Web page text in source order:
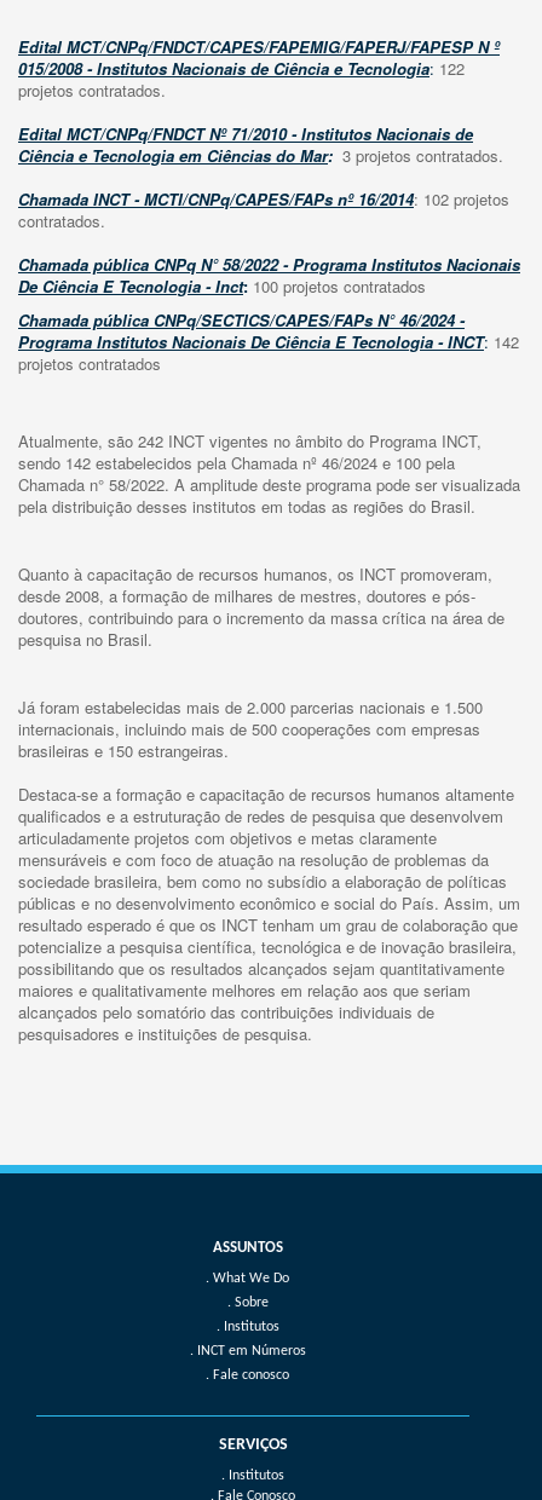
Edital MCT/CNPq/FNDCT/CAPES/FAPEMIG/FAPERJ/FAPESP N º
015/2008 - Institutos Nacionais de Ciência e Tecnologia: 122
projetos contratados.
Edital MCT/CNPq/FNDCT Nº 71/2010 - Institutos Nacionais de
Ciência e Tecnologia em Ciências do Mar: 3 projetos contratados.
Chamada INCT - MCTI/CNPq/CAPES/FAPs nº 16/2014: 102 projetos
contratados.
Chamada pública CNPq N° 58/2022 - Programa Institutos Nacionais
De Ciência E Tecnologia - Inct: 100 projetos contratados
Chamada pública CNPq/SECTICS/CAPES/FAPs N° 46/2024 -
Programa Institutos Nacionais De Ciência E Tecnologia - INCT: 142
projetos contratados
Atualmente, são 242 INCT vigentes no âmbito do Programa INCT,
sendo 142 estabelecidos pela Chamada nº 46/2024 e 100 pela
Chamada n° 58/2022. A amplitude deste programa pode ser visualizada
pela distribuição desses institutos em todas as regiões do Brasil.
Quanto à capacitação de recursos humanos, os INCT promoveram,
desde 2008, a formação de milhares de mestres, doutores e pós-
doutores, contribuindo para o incremento da massa crítica na área de
pesquisa no Brasil.
Já foram estabelecidas mais de 2.000 parcerias nacionais e 1.500
internacionais, incluindo mais de 500 cooperações com empresas
brasileiras e 150 estrangeiras.
Destaca-se a formação e capacitação de recursos humanos altamente
qualificados e a estruturação de redes de pesquisa que desenvolvem
articuladamente projetos com objetivos e metas claramente
mensuráveis e com foco de atuação na resolução de problemas da
sociedade brasileira, bem como no subsídio a elaboração de políticas
públicas e no desenvolvimento econômico e social do País. Assim, um
resultado esperado é que os INCT tenham um grau de colaboração que
potencialize a pesquisa científica, tecnológica e de inovação brasileira,
possibilitando que os resultados alcançados sejam quantitativamente
maiores e qualitativamente melhores em relação aos que seriam
alcançados pelo somatório das contribuições individuais de
pesquisadores e instituições de pesquisa.
What We Do
Sobre
Institutos
INCT em Números
Fale conosco
SERVIÇOS
. Institutos
. Fale Conosco